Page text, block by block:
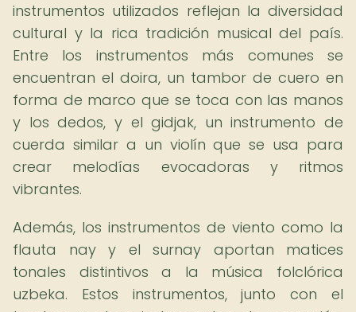
instrumentos utilizados reflejan la diversidad
cultural y la rica tradición musical del país.
Entre los instrumentos más comunes se
encuentran el doira, un tambor de cuero en
forma de marco que se toca con las manos
y los dedos, y el gidjak, un instrumento de
cuerda similar a un violín que se usa para
crear melodías evocadoras y ritmos
vibrantes.
Además, los instrumentos de viento como la
flauta nay y el surnay aportan matices
tonales distintivos a la música folclórica
uzbeka. Estos instrumentos, junto con el